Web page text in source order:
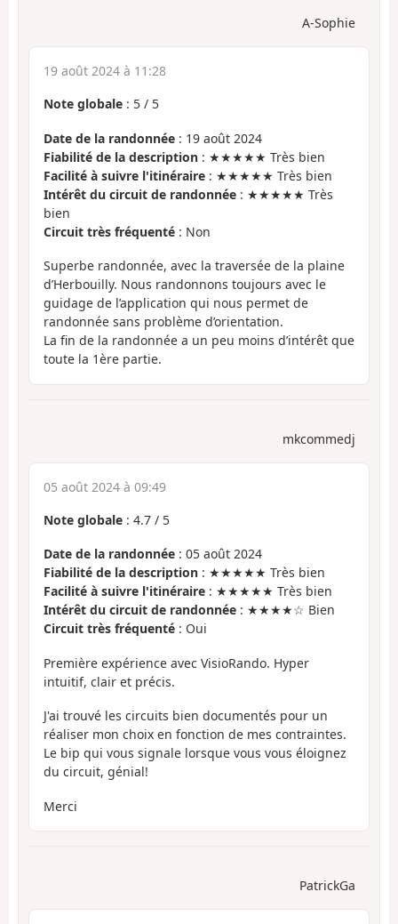
A-Sophie
19 août 2024 à 11:28
Note globale : 5 / 5
Date de la randonnée : 19 août 2024
Fiabilité de la description : ★★★★★ Très bien
Facilité à suivre l'itinéraire : ★★★★★ Très bien
Intérêt du circuit de randonnée : ★★★★★ Très
bien
Circuit très fréquenté : Non
Superbe randonnée, avec la traversée de la plaine
d’Herbouilly. Nous randonnons toujours avec le
guidage de l’application qui nous permet de
randonnée sans problème d’orientation.
La fin de la randonnée a un peu moins d’intérêt que
toute la 1ère partie.
mkcommedj
05 août 2024 à 09:49
Note globale : 4.7 / 5
Date de la randonnée : 05 août 2024
Fiabilité de la description : ★★★★★ Très bien
Facilité à suivre l'itinéraire : ★★★★★ Très bien
Intérêt du circuit de randonnée : ★★★★☆ Bien
Circuit très fréquenté : Oui
Première expérience avec VisioRando. Hyper
intuitif, clair et précis.
J'ai trouvé les circuits bien documentés pour un
réaliser mon choix en fonction de mes contraintes.
Le bip qui vous signale lorsque vous vous éloignez
du circuit, génial!
Merci
PatrickGa